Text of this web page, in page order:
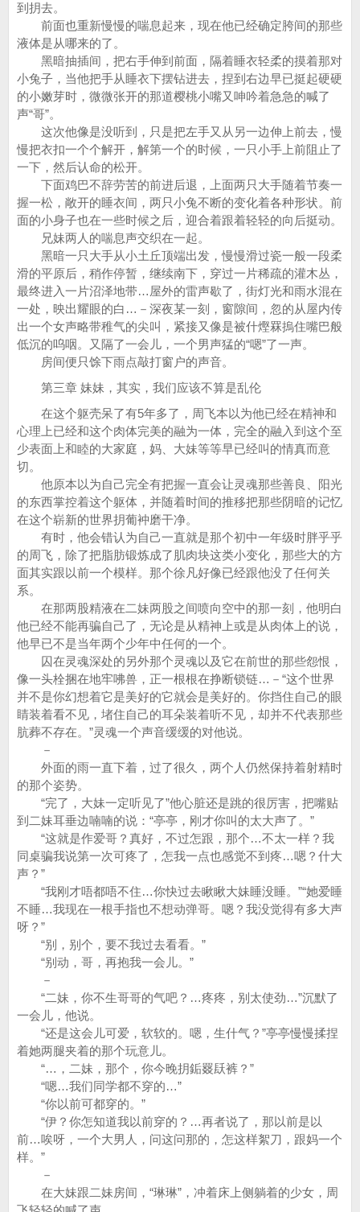
到抈去。
前面也重新慢慢的喘息起来，现在他已经确定胯间的那些
液体是从哪来的了。
黑暗抽插间，把右手伸到前面，隔着睡衣轻柔的摸着那对
小兔子，当他把手从睡衣下摆钻进去，捏到右边早已挺起硬硬
的小嫩芽时，微微张开的那道樱桃小嘴又呻吟着急急的喊了
声“哥”。
这次他像是没听到，只是把左手又从另一边伸上前去，慢
慢把衣扣一个个解开，解第一个的时候，一只小手上前阻止了
一下，然后认命的松开。
下面鸡巴不辞劳苦的前进后退，上面两只大手随着节奏一
握一松，敞开的睡衣间，两只小兔不断的变化着各种形状。前
面的小身子也在一些时候之后，迎合着跟着轻轻的向后挺动。
兄妹两人的喘息声交织在一起。
黑暗一只大手从小土丘顶端出发，慢慢滑过瓷一般一段柔
滑的平原后，稍作停暂，继续南下，穿过一片稀疏的灌木丛，
最终进入一片沼泽地带…屋外的雷声歇了，街灯光和雨水混在
一处，映出耀眼的白…－深夜某一刻，窗隙间，忽的从屋内传
出一个女声略带稚气的尖叫，紧接又像是被什熞罧摀住嘴巴般
低沉的呜咽。又隔了一会儿，一个男声猛的“嗯”了一声。
房间便只馀下雨点敲打窗户的声音。
第三章 妹妹，其实，我们应该不算是乱伦
在这个躯壳呆了有5年多了，周飞本以为他已经在精神和
心理上已经和这个肉体完美的融为一体，完全的融入到这个至
少表面上和睦的大家庭，妈、大妹等等早已经叫的情真而意
切。
他原本以为自己完全有把握一直会让灵魂那些善良、阳光
的东西掌控着这个躯体，并随着时间的推移把那些阴暗的记忆
在这个崭新的世界抈葡衶磨干净。
有时，他会错认为自己一直就是那个初中一年级时胖乎乎
的周飞，除了把脂肪锻炼成了肌肉块这类小变化，那些大的方
面其实跟以前一个模样。那个徐凡好像已经跟他没了任何关
系。
在那两股精液在二妹两股之间喷向空中的那一刻，他明白
他已经不能再骗自己了，无论是从精神上或是从肉体上的说，
他早已不是当年两个少年中任何的一个。
囚在灵魂深处的另外那个灵魂以及它在前世的那些怨恨，
像一头栓捆在地牢咈兽，正一根根在挣断锁链…－“这个世界
并不是你幻想着它是美好的它就会是美好的。你挡住自己的眼
睛装着看不见，堵住自己的耳朵装着听不见，却并不代表那些
肮葬不存在。”灵魂一个声音缓缓的对他说。
－
外面的雨一直下着，过了很久，两个人仍然保持着射精时
的那个姿势。
“完了，大妹一定听见了”他心脏还是跳的很厉害，把嘴贴
到二妹耳垂边喃喃的说：“亭亭，刚才你叫的太大声了。”
“这就是作爱哥？真好，不过怎跟，那个…不太一样？我
同桌骗我说第一次可疼了，怎我一点也感觉不到疼…嗯？什大
声？”
“我刚才唔都唔不住…你快过去瞅瞅大妹睡没睡。”“她爱睡
不睡…我现在一根手指也不想动弹哥。嗯？我没觉得有多大声
呀？”
“别，别个，要不我过去看看。”
“别动，哥，再抱我一会儿。”
－
“二妹，你不生哥哥的气吧？…疼疼，别太使劲…”沉默了
一会儿，他说。
“还是这会儿可爱，软软的。嗯，生什气？”亭亭慢慢揉捏
着她两腿夹着的那个玩意儿。
“…，二妹，那个，你今晚抈銗罬镺裤？”
“嗯…我们同学都不穿的…”
“你以前可都穿的。”
“伊？你怎知道我以前穿的？…再者说了，那以前是以
前…唉呀，一个大男人，问这问那的，怎这样絮刀，跟妈一个
样。”
－
在大妹跟二妹房间，“琳琳”，冲着床上侧躺着的少女，周